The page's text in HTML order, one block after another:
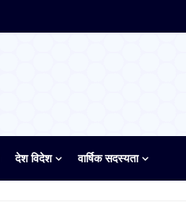
देश विदेश वार्षिक सदस्यता